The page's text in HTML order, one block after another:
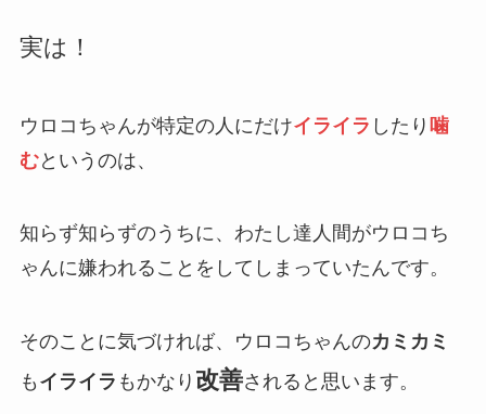
実は！
ウロコちゃんが特定の人にだけイライラ したり 噛
むというのは、
知らず知らずのうちに、わたし達人間がウロコち
ゃんに嫌われることをしてしまっていたんです。
そのことに気づければ、ウロコちゃんのカミカミ
も イライラ もかなり 改善されると思います。